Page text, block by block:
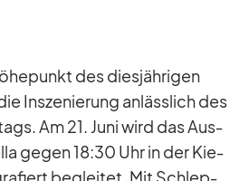
des dies­jäh­ri­gen
In­sze­nie­rung an­läss­lich des
Am 21. Juni wird das Aus­
ge­gen 18:30 Uhr in der Kie­